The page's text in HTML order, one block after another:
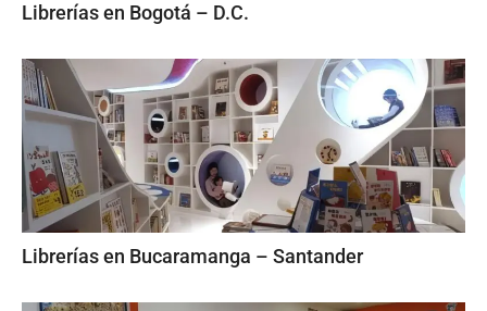
Librerías en Bogotá – D.C.
Librerías en Bucaramanga – Santander